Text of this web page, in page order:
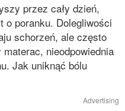
przez cały dzień,
o poranku. Dolegliwości
schorzeń, ale często
nieodpowiednia
Jak uniknąć bólu
Advertising